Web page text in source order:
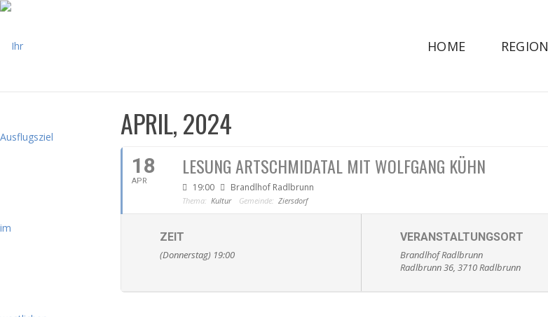
HOME REGION
APRIL, 2024
18
APR
LESUNG ARTSCHMIDATAL MIT WOLFGANG KÜHN
19:00 Brandlhof Radlbrunn
Thema: Kultur Gemeinde: Ziersdorf
ZEIT
(Donnerstag) 19:00
VERANSTALTUNGSORT
Brandlhof Radlbrunn
Radlbrunn 36, 3710 Radlbrunn